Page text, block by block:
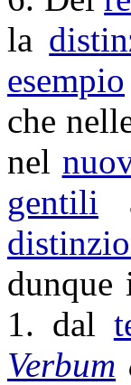
la
esempio
che
nel
gentili
1. dal
Verbum